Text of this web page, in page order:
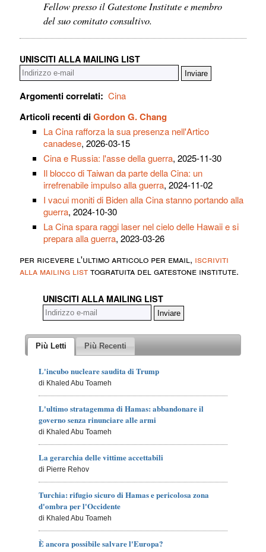
Fellow presso il Gatestone Institute e membro
del suo comitato consultivo.
UNISCITI ALLA MAILING LIST
Argomenti correlati: Cina
Articoli recenti diGordon G. Chang
La Cina rafforza la sua presenza nell'Artico
canadese, 2026-03-15
Cina e Russia: l'asse della guerra, 2025-11-30
Il blocco di Taiwan da parte della Cina: un
irrefrenabile impulso alla guerra, 2024-11-02
I vacui moniti di Biden alla Cina stanno portando alla
guerra, 2024-10-30
La Cina spara raggi laser nel cielo delle Hawaii e si
prepara alla guerra, 2023-03-26
per ricevere l'ultimo articolo per email, iscriviti
alla mailing listtogratuita del gatestone institute.
UNISCITI ALLA MAILING LIST
Più Letti Più Recenti
L'incubo nucleare saudita di Trump
di Khaled Abu Toameh
L'ultimo stratagemma di Hamas: abbandonare il
governo senza rinunciare alle armi
di Khaled Abu Toameh
La gerarchia delle vittime accettabili
di Pierre Rehov
Turchia: rifugio sicuro di Hamas e pericolosa zona
d'ombra per l'Occidente
di Khaled Abu Toameh
È ancora possibile salvare l'Europa?